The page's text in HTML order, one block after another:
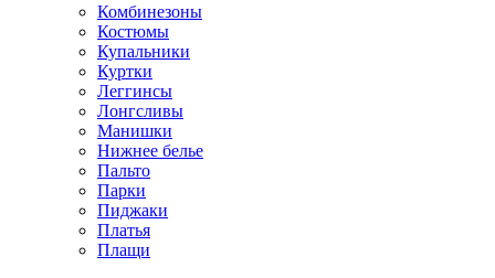
Комбинезоны
Костюмы
Купальники
Куртки
Леггинсы
Лонгсливы
Манишки
Нижнее белье
Пальто
Парки
Пиджаки
Платья
Плащи